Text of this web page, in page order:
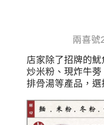
兩喜號
店家除了招牌的魷
炒米粉、現炸牛蒡
排骨湯等產品，選